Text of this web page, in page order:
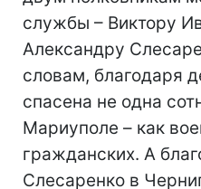
службы – Виктору
Александру
словам, благодаря
спасена не одна
Мариуполе – как
гражданских. А
Слесаренко в